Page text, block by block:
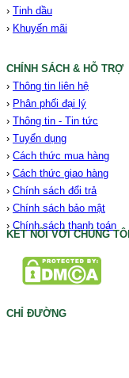
› Tinh dầu
› Khuyến mãi
CHÍNH SÁCH & HỖ TRỢ
› Thông tin liên hệ
› Phân phối đại lý
› Thông tin - Tin tức
› Tuyển dụng
› Cách thức mua hàng
› Cách thức giao hàng
› Chính sách đổi trả
› Chính sách bảo mật
› Chính sách thanh toán
KẾT NỐI VỚI CHÚNG TÔI
CHỈ ĐƯỜNG